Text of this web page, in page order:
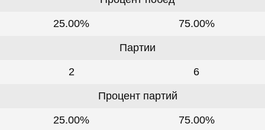
25.00% 75.00%
Партии
2 6
Процент партий
25.00% 75.00%